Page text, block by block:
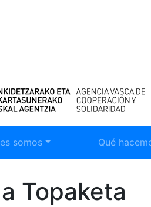
submenú:
somos Mostrar
Qué
Topaketa